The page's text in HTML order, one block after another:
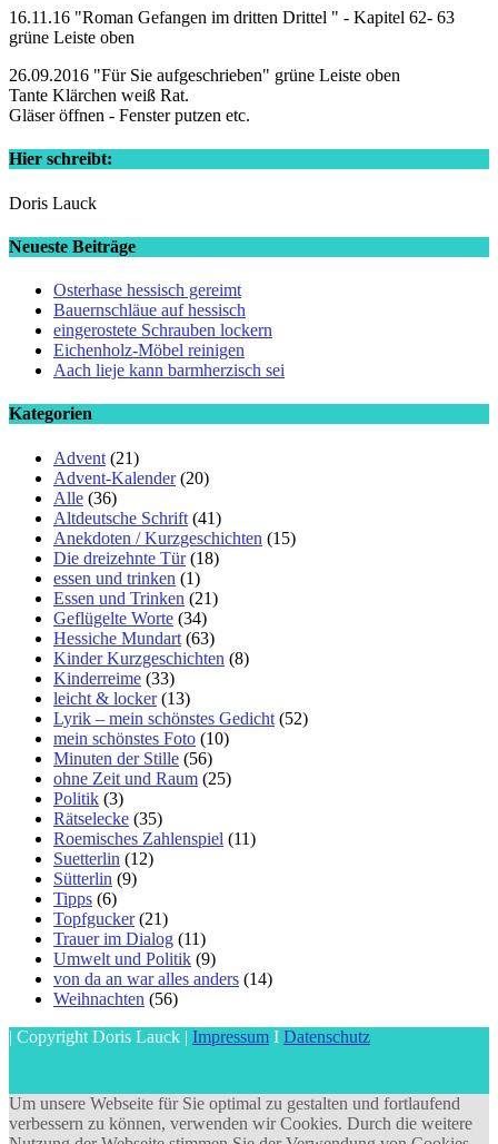
16.11.16 "Roman Gefangen im dritten Drittel " - Kapitel 62- 63
grüne Leiste oben
26.09.2016 "Für Sie aufgeschrieben" grüne Leiste oben
Tante Klärchen weiß Rat.
Gläser öffnen - Fenster putzen etc.
Hier schreibt:
Doris Lauck
Neueste Beiträge
Osterhase hessisch gereimt
Bauernschläue auf hessisch
eingerostete Schrauben lockern
Eichenholz-Möbel reinigen
Aach lieje kann barmherzisch sei
Kategorien
Advent (21)
Advent-Kalender(20)
Alle (36)
Altdeutsche Schrift (41)
Anekdoten / Kurzgeschichten (15)
Die dreizehnte Tür(18)
essen und trinken (1)
Essen und Trinken (21)
Geflügelte Worte (34)
Hessiche Mundart (63)
Kinder Kurzgeschichten (8)
Kinderreime (33)
leicht & locker(13)
Lyrik – mein schönstes Gedicht (52)
mein schönstes Foto (10)
Minuten der Stille (56)
ohne Zeit und Raum (25)
Politik (3)
Rätselecke (35)
Roemisches Zahlenspiel (11)
Suetterlin (12)
Sütterlin (9)
Tipps (6)
Topfgucker(21)
Trauer im Dialog (11)
Umwelt und Politik (9)
von da an war alles anders (14)
Weihnachten (56)
| Copyright Doris Lauck | Impressum I Datenschutz
Um unsere Webseite für Sie optimal zu gestalten und fortlaufend
verbessern zu können, verwenden wir Cookies. Durch die weitere